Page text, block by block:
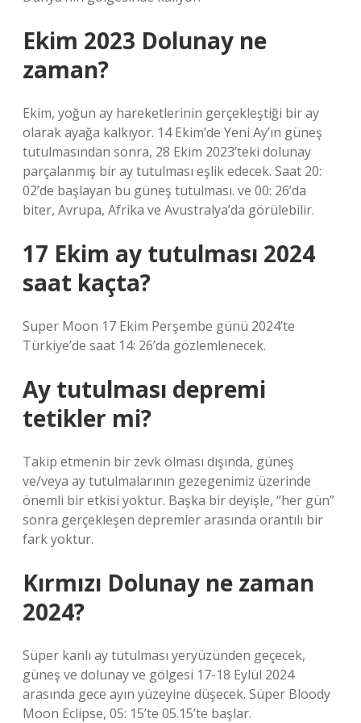
Ekim 2023 Dolunay ne
zaman?
Ekim, yoğun ay hareketlerinin gerçekleştiği bir ay
olarak ayağa kalkıyor. 14 Ekim’de Yeni Ay’ın güneş
tutulmasından sonra, 28 Ekim 2023’teki dolunay
parçalanmış bir ay tutulması eşlik edecek. Saat 20:
02’de başlayan bu güneş tutulması. ve 00: 26’da
biter, Avrupa, Afrika ve Avustralya’da görülebilir.
17 Ekim ay tutulması 2024
saat kaçta?
Super Moon 17 Ekim Perşembe günü 2024’te
Türkiye’de saat 14: 26’da gözlemlenecek.
Ay tutulması depremi
tetikler mi?
Takip etmenin bir zevk olması dışında, güneş
ve/veya ay tutulmalarının gezegenimiz üzerinde
önemli bir etkisi yoktur. Başka bir deyişle, “her gün”
sonra gerçekleşen depremler arasında orantılı bir
fark yoktur.
Kırmızı Dolunay ne zaman
2024?
Süper kanlı ay tutulması yeryüzünden geçecek,
güneş ve dolunay ve gölgesi 17-18 Eylül 2024
arasında gece ayın yüzeyine düşecek. Süper Bloody
Moon Eclipse, 05: 15’te 05.15’te başlar.